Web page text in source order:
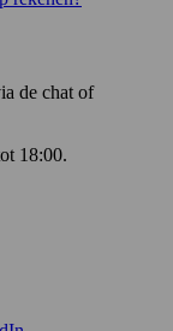
de chat of
18:00.